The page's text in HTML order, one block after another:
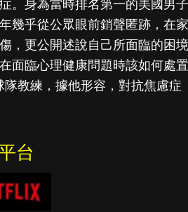
。身為當時排名第一的美國男
幾乎從公眾眼前銷聲匿跡，在
，更公開述說自己所面臨的困
面臨心理健康問題時該如何處
隊教練，據他形容，對抗焦慮
台